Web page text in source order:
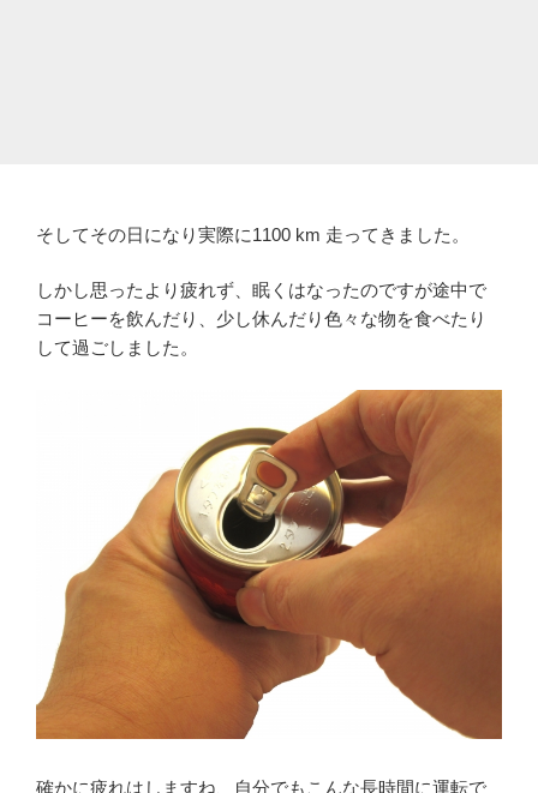
そしてその日になり実際に1100 km 走ってきました。
しかし思ったより疲れず、眠くはなったのですが途中で
コーヒーを飲んだり、少し休んだり色々な物を食べたり
して過ごしました。
確かに疲れはしますね、自分でもこんな長時間に運転で